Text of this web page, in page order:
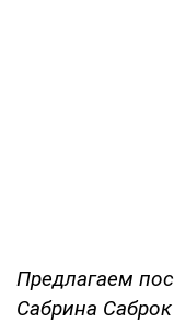
Предлагаем
Сабрина